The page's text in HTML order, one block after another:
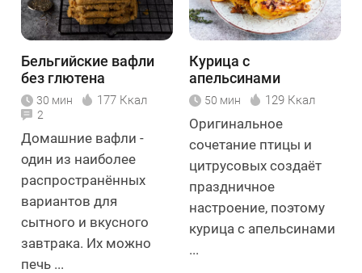
Бельгийские вафли
без глютена
30 мин 177 Ккал
2
Домашние вафли -
один из наиболее
распространённых
вариантов для
сытного и вкусного
завтрака. Их можно
печь ...
Курица с
апельсинами
50 мин 129 Ккал
Оригинальное
сочетание птицы и
цитрусовых создаёт
праздничное
настроение, поэтому
курица с апельсинами
...